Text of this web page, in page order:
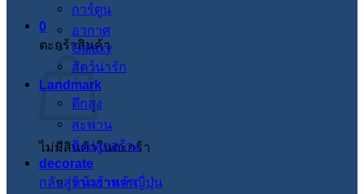
0
ตะกร้าสินค้า
ไม่มีสินค้าในตะกร้า
กลับสู่หน้าร้านค้า
การ์ตูน
อวกาศ
Galaxy
สัตว์น่ารัก
Landmark
ตึกสูง
สะพาน
สิ่งปลูกสร้าง
decorate
ร้านอาหารญี่ปุ่น